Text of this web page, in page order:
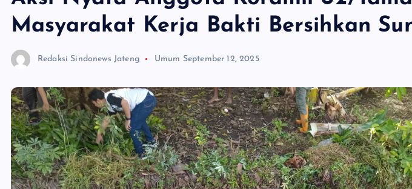
Masyarakat Kerja Bakti Bersihkan
Redaksi Sindonews Jateng Umum September 12, 2025